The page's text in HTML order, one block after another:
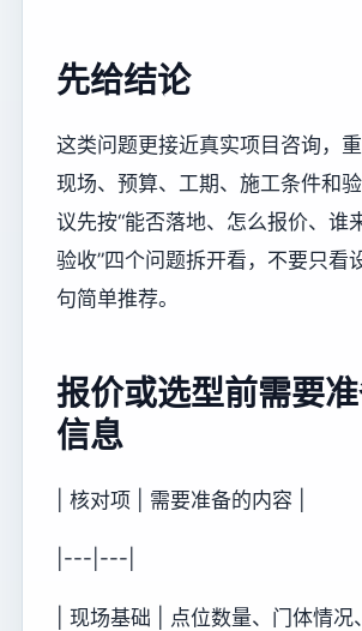
先给结论
这类问题更接近真实项目咨询，
现场、预算、工期、施工条件和
议先按“能否落地、怎么报价、谁
验收”四个问题拆开看，不要只看
句简单推荐。
报价或选型前需要
信息
| 核对项 | 需要准备的内容 |
|---|---|
| 现场基础 | 点位数量、门体情况